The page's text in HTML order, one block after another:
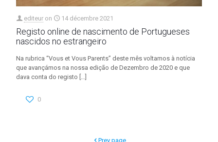
editeur on 14 décembre 2021
Registo online de nascimento de Portugueses
nascidos no estrangeiro
Na rubrica “Vous et Vous Parents” deste mês voltamos à notícia
que avançámos na nossa edição de Dezembro de 2020 e que
dava conta do registo […]
0
Prev page